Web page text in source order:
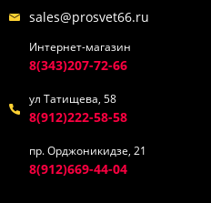
sales@prosvet66.ru
Интернет-магазин
8(343)207-72-66
ул Татищева, 58
8(912)222-58-58
пр. Орджоникидзе, 21
8(912)669-44-04